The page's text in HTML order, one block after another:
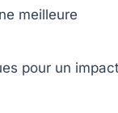
meilleure
pour un